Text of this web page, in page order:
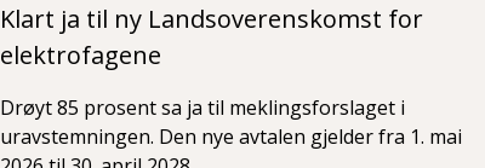
Klart ja til ny Landsoverenskomst for
elektrofagene
Drøyt 85 prosent sa ja til meklingsforslaget i
uravstemningen. Den nye avtalen gjelder fra 1. mai